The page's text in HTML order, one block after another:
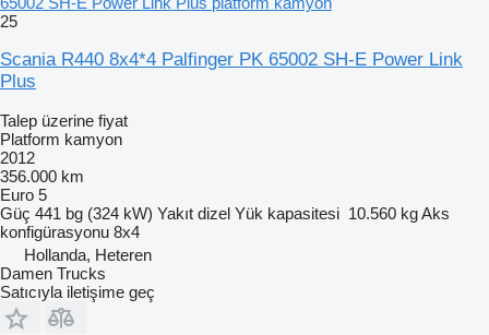
25
Scania R440 8x4*4 Palfinger PK 65002 SH-E Power Link
Plus
Talep üzerine fiyat
Platform kamyon
2012
356.000 km
Euro 5
Güç 441 bg (324 kW) Yakıt dizel Yük kapasitesi 10.560 kgAks
konfigürasyonu 8x4
Hollanda, Heteren
Damen Trucks
Satıcıyla iletişime geç